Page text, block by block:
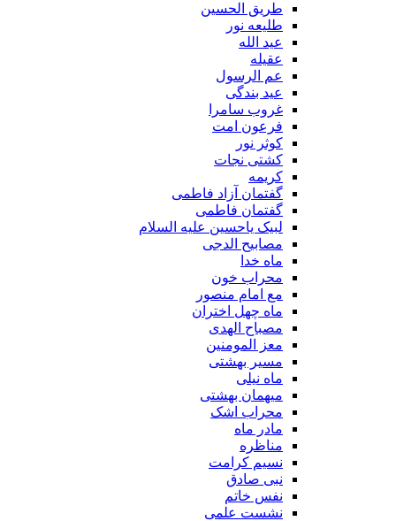
طریق الحسین
طلیعه نور
عید الله
عقیله
عم الرسول
عید بندگی
غروب سامرا
فرعون امت
کوثر نور
کشتی نجات
کریمه
گفتمان آزاد فاطمی
گفتمان فاطمی
لبیک یاحسین علیه السلام
مصابیح الدجی
ماه خدا
محراب خون
مع امام منصور
ماه چهل اختران
مصباح الهدی
معز المومنین
مسیر بهشتی
ماه نیلی
میهمان بهشتی
محراب اشک
مادر ماه
مناظره
نسیم کرامت
نبی صادق
نفس خاتم
نشست علمی